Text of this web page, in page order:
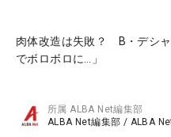
肉体改造は失敗？ B・デシ
でボロボロに…」
所属ALBA Net編集部
ALBA Net編集部 / ALBA